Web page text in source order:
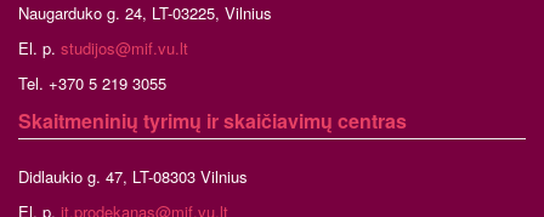
Naugarduko g. 24, LT-03225, Vilnius
El. p. studijos@mif.vu.lt
Tel. +370 5 219 3055
Skaitmeninių tyrimų ir skaičiavimų centras
Didlaukio g. 47, LT-08303 Vilnius
El. p. it.prodekanas@mif.vu.lt